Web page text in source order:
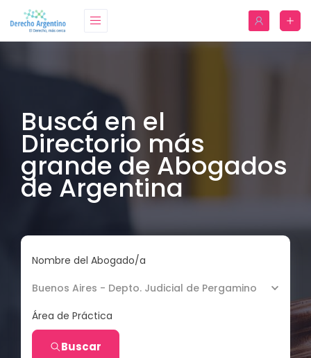
Buscá en el
Directorio más
grande de Abogados
de Argentina
Nombre del Abogado/a
Buenos Aires - Depto. Judicial de Pergamino
Área de Práctica
Buscar